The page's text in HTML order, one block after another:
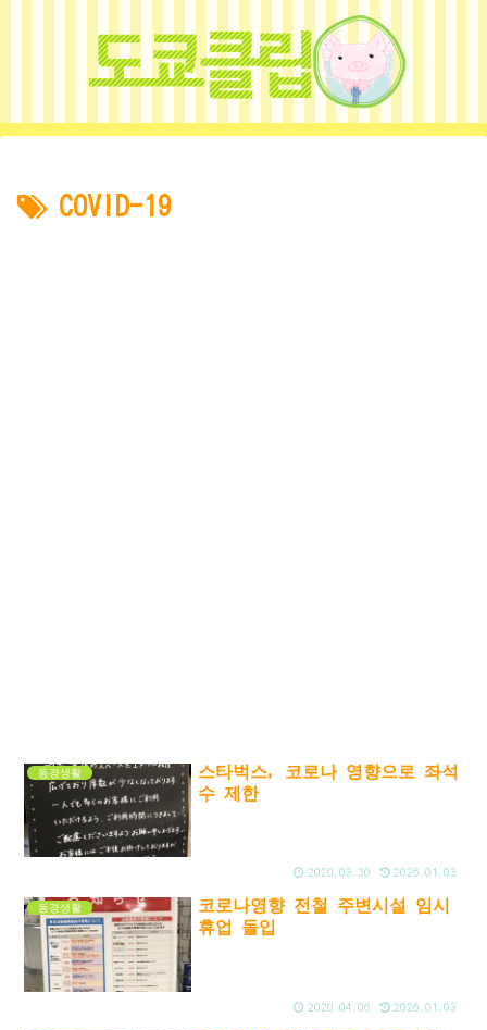
COVID-19
동경생활
스타벅스, 코로나 영향으로 좌석
수 제한
2020.03.30 2026.01.03
동경생활
코로나영향 전철 주변시설 임시
휴업 돌입
2020.04.06 2026.01.03